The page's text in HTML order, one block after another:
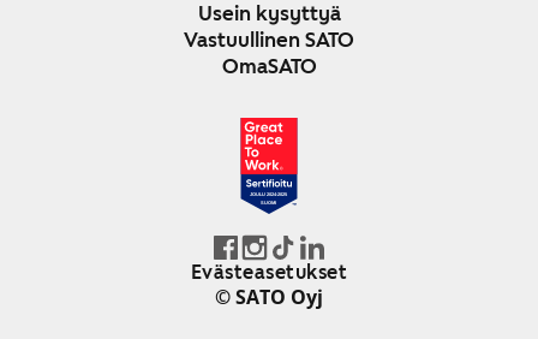
Usein kysyttyä
Vastuullinen SATO
OmaSATO
JOULU 2024-2025
SUOMI
Evästeasetukset
© SATO Oyj